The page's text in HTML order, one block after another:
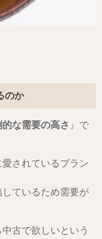
のか
的な需要の高さ 』で
されているブラン
ているため需要が
古で欲しいという